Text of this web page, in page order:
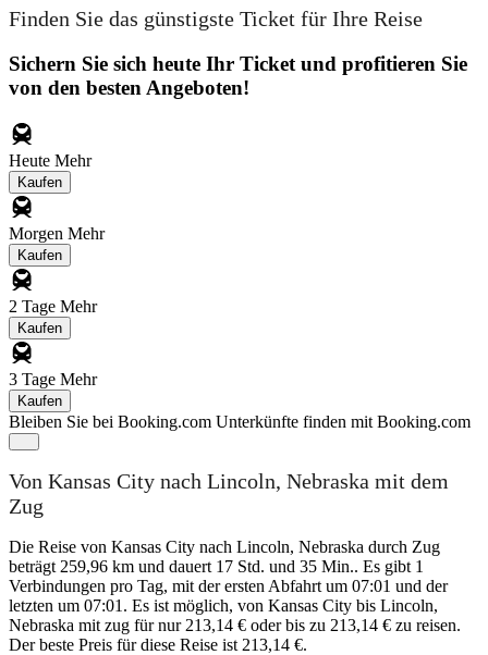
Finden Sie das günstigste Ticket für Ihre Reise
Sichern Sie sich heute Ihr Ticket und profitieren Sie
von den besten Angeboten!
Heute Mehr
Kaufen
Morgen Mehr
Kaufen
2 Tage Mehr
Kaufen
3 Tage Mehr
Kaufen
Bleiben Sie bei Booking.com Unterkünfte finden mit Booking.com
Von Kansas City nach Lincoln, Nebraska mit dem
Zug
Die Reise von Kansas City nach Lincoln, Nebraska durch Zug
beträgt 259,96 km und dauert 17 Std. und 35 Min.. Es gibt 1
Verbindungen pro Tag, mit der ersten Abfahrt um 07:01 und der
letzten um 07:01. Es ist möglich, von Kansas City bis Lincoln,
Nebraska mit zug für nur 213,14 € oder bis zu 213,14 € zu reisen.
Der beste Preis für diese Reise ist 213,14 €.